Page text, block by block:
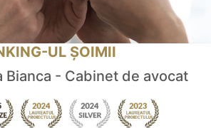
UL ȘOIMII
Bianca - Cabinet de avocat